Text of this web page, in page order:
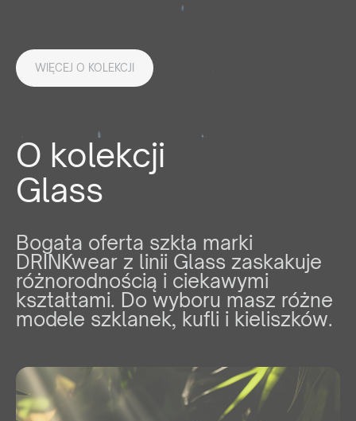
WIĘCEJ O KOLEKCJI
O kolekcji
Glass
Bogata oferta szkła marki
DRINKwear z linii Glass zaskakuje
różnorodnością i ciekawymi
kształtami. Do wyboru masz różne
modele szklanek, kufli i kieliszków.